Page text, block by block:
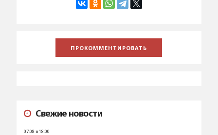
Свежие новости
07.08 в 18:00